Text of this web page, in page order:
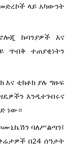
ላይ አካውንት
ኩባንያዎች እና
ጥብቅ ተጠያቂነትን
እና ቲክቶክ ያሉ ግዙፍ
እንዲተገብሩና
ነው።
ባለሥልጣን፤
በ24 ሰዓታት